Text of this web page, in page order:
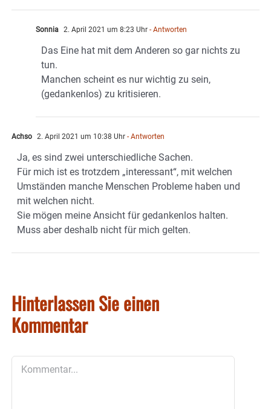
Sonnia 2. April 2021 um 8:23 Uhr - Antworten
Das Eine hat mit dem Anderen so gar nichts zu
tun.
Manchen scheint es nur wichtig zu sein,
(gedankenlos) zu kritisieren.
Achso 2. April 2021 um 10:38 Uhr - Antworten
Ja, es sind zwei unterschiedliche Sachen.
Für mich ist es trotzdem „interessant“, mit welchen
Umständen manche Menschen Probleme haben und
mit welchen nicht.
Sie mögen meine Ansicht für gedankenlos halten.
Muss aber deshalb nicht für mich gelten.
Hinterlassen Sie einen
Kommentar